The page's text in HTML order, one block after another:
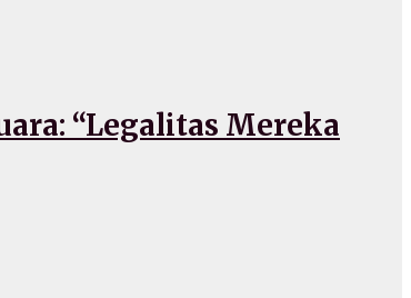
“Legalitas Mereka